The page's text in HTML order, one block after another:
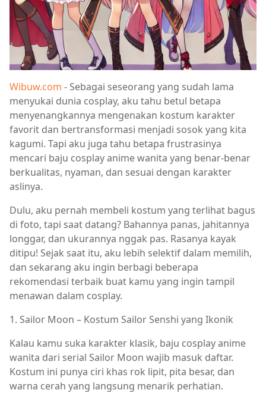
Wibuw.com - Sebagai seseorang yang sudah lama
menyukai dunia cosplay, aku tahu betul betapa
menyenangkannya mengenakan kostum karakter
favorit dan bertransformasi menjadi sosok yang kita
kagumi. Tapi aku juga tahu betapa frustrasinya
mencari baju cosplay anime wanita yang benar-benar
berkualitas, nyaman, dan sesuai dengan karakter
aslinya.
Dulu, aku pernah membeli kostum yang terlihat bagus
di foto, tapi saat datang? Bahannya panas, jahitannya
longgar, dan ukurannya nggak pas. Rasanya kayak
ditipu! Sejak saat itu, aku lebih selektif dalam memilih,
dan sekarang aku ingin berbagi beberapa
rekomendasi terbaik buat kamu yang ingin tampil
menawan dalam cosplay.
1. Sailor Moon – Kostum Sailor Senshi yang Ikonik
Kalau kamu suka karakter klasik, baju cosplay anime
wanita dari serial Sailor Moon wajib masuk daftar.
Kostum ini punya ciri khas rok lipit, pita besar, dan
warna cerah yang langsung menarik perhatian.